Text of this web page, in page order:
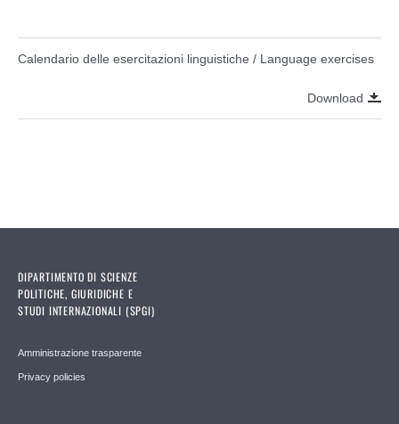
Calendario delle esercitazioni linguistiche / Language exercises
Download
DIPARTIMENTO DI SCIENZE
POLITICHE, GIURIDICHE E
STUDI INTERNAZIONALI (SPGI)
Amministrazione trasparente
Privacy policies